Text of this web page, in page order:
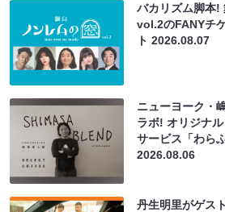
バカリズム脚本!
vol.2のFANYチ
ト2026.08.07
ニューヨーク・
ラボ! オリジナ
サービス「わら
2026.08.06
丹生明里がゲス